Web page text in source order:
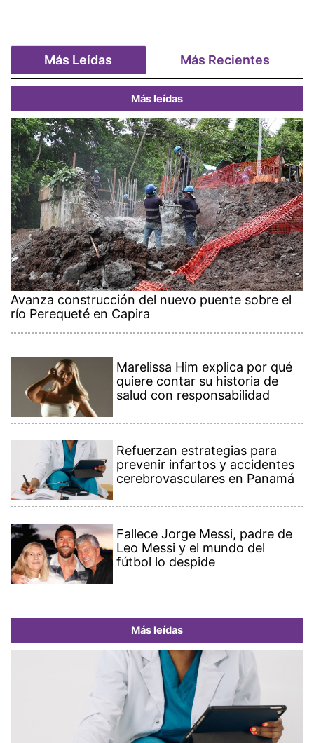
Más Leídas Más Recientes
Más leídas
Avanza construcción del nuevo puente sobre el
río Perequeté en Capira
Marelissa Him explica por qué
quiere contar su historia de
salud con responsabilidad
Refuerzan estrategias para
prevenir infartos y accidentes
cerebrovasculares en Panamá
Fallece Jorge Messi, padre de
Leo Messi y el mundo del
fútbol lo despide
Más leídas